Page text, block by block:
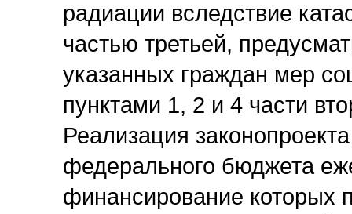
радиации вследствие
частью третьей,
указанных граждан мер
пунктами 1, 2 и 4 части
Реализация
федерального бюджета
финансирование которых